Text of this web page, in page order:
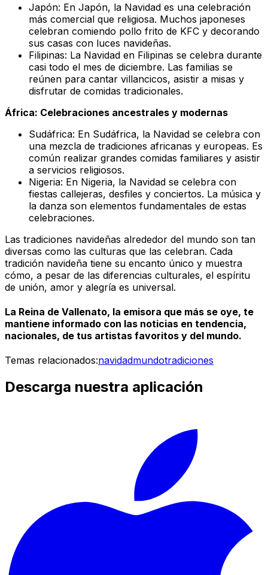
Japón: En Japón, la Navidad es una celebración
más comercial que religiosa. Muchos japoneses
celebran comiendo pollo frito de KFC y decorando
sus casas con luces navideñas.
Filipinas: La Navidad en Filipinas se celebra durante
casi todo el mes de diciembre. Las familias se
reúnen para cantar villancicos, asistir a misas y
disfrutar de comidas tradicionales.
África: Celebraciones ancestrales y modernas
Sudáfrica: En Sudáfrica, la Navidad se celebra con
una mezcla de tradiciones africanas y europeas. Es
común realizar grandes comidas familiares y asistir
a servicios religiosos.
Nigeria: En Nigeria, la Navidad se celebra con
fiestas callejeras, desfiles y conciertos. La música y
la danza son elementos fundamentales de estas
celebraciones.
Las tradiciones navideñas alrededor del mundo son tan
diversas como las culturas que las celebran. Cada
tradición navideña tiene su encanto único y muestra
cómo, a pesar de las diferencias culturales, el espíritu
de unión, amor y alegría es universal.
La Reina de Vallenato, la emisora que más se oye, te
mantiene informado con las noticias en tendencia,
nacionales, de tus artistas favoritos y del mundo.
Temas relacionados:navidadmundotradiciones
Descarga nuestra aplicación